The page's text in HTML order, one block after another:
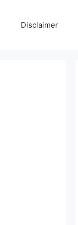
Disclaimer